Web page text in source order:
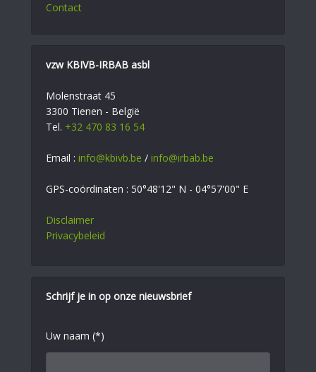
Contact
vzw KBIVB-IRBAB asbl
Molenstraat 45
3300 Tienen - België
Tel. +32 470 83 16 54
Email : info@kbivb.be / info@irbab.be
GPS-coördinaten : 50°48'12" N - 04°57'00" E
Disclaimer
Privacybeleid
Schrijf je in op onze nieuwsbrief
Uw naam (*)